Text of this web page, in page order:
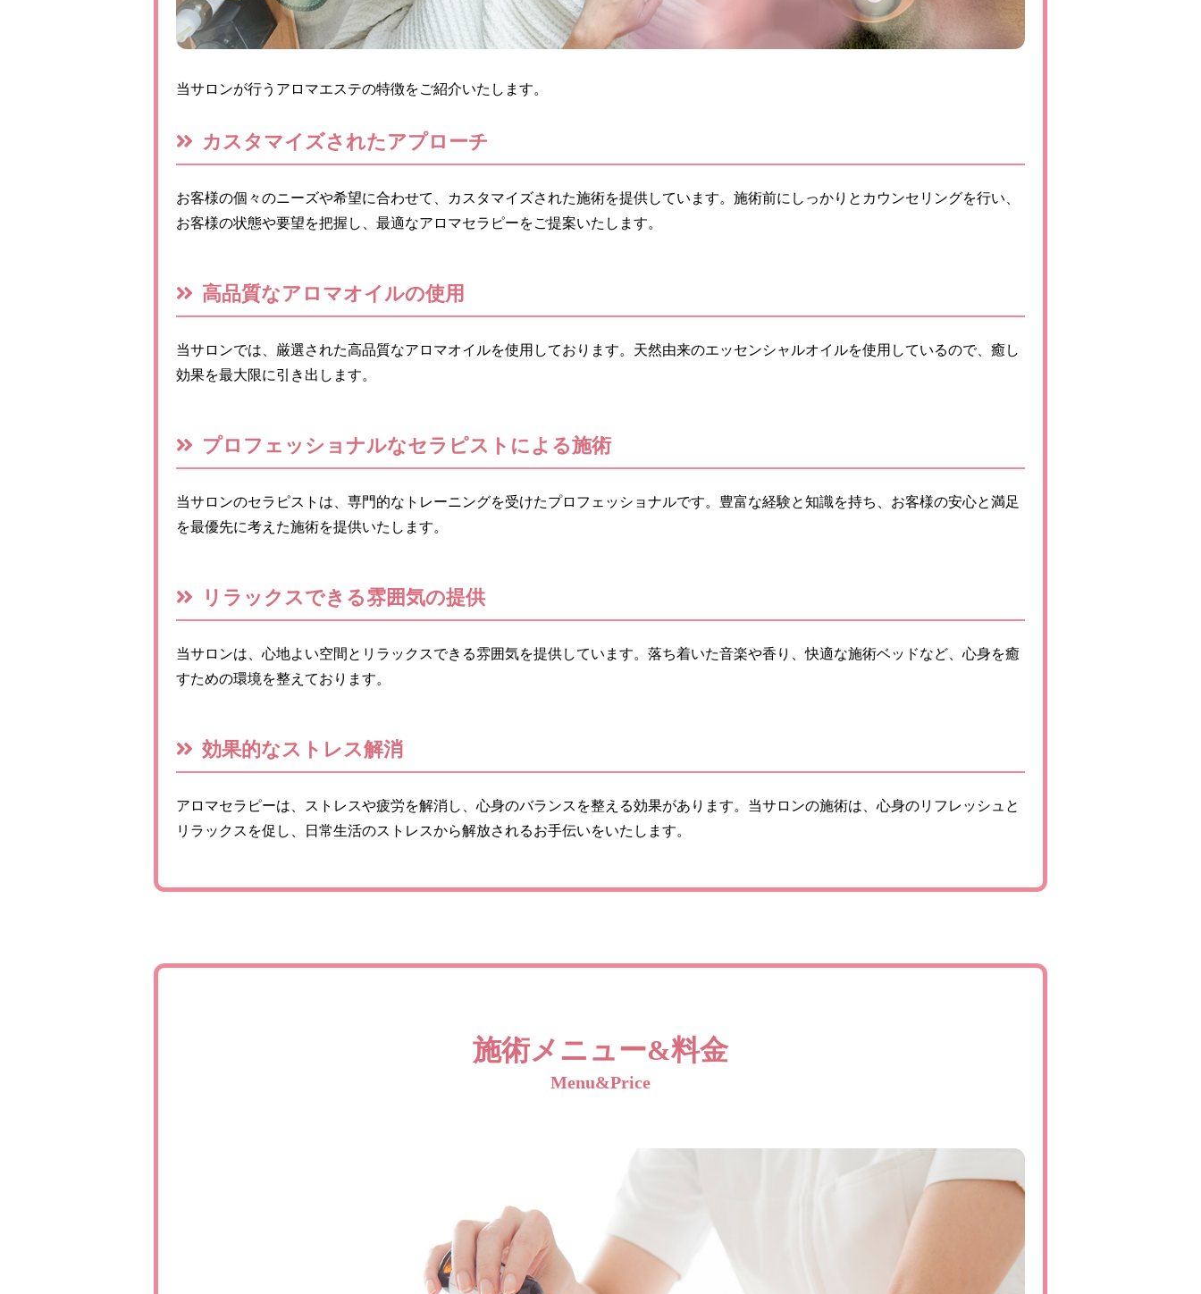
当サロンが行うアロマエステの特徴をご紹介いたします。
カスタマイズされたアプローチ
お客様の個々のニーズや希望に合わせて、カスタマイズされた施術を提供しています。施術前にしっかりとカウンセリングを行い、
お客様の状態や要望を把握し、最適なアロマセラピーをご提案いたします。
高品質なアロマオイルの使用
当サロンでは、厳選された高品質なアロマオイルを使用しております。天然由来のエッセンシャルオイルを使用しているので、癒し
効果を最大限に引き出します。
プロフェッショナルなセラピストによる施術
当サロンのセラピストは、専門的なトレーニングを受けたプロフェッショナルです。豊富な経験と知識を持ち、お客様の安心と満足
を最優先に考えた施術を提供いたします。
リラックスできる雰囲気の提供
当サロンは、心地よい空間とリラックスできる雰囲気を提供しています。落ち着いた音楽や香り、快適な施術ベッドなど、心身を癒
すための環境を整えております。
効果的なストレス解消
アロマセラピーは、ストレスや疲労を解消し、心身のバランスを整える効果があります。当サロンの施術は、心身のリフレッシュと
リラックスを促し、日常生活のストレスから解放されるお手伝いをいたします。
施術メニュー&料金
Menu&Price